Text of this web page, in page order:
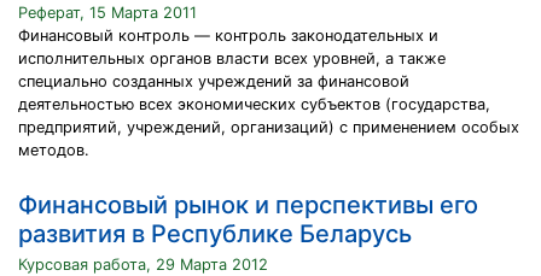
Реферат, 15 Марта 2011
Финансовый контроль — контроль законодательных и
исполнительных органов власти всех уровней, а также
специально созданных учреждений за финансовой
деятельностью всех экономических субъектов (государства,
предприятий, учреждений, организаций) с применением особых
методов.
Финансовый рынок и перспективы его
развития в Республике Беларусь
Курсовая работа, 29 Марта 2012